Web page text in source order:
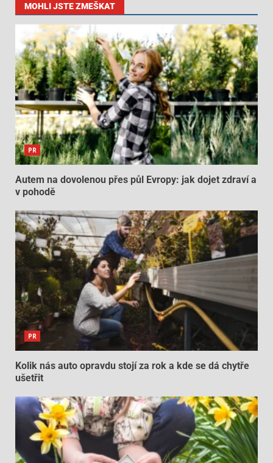
MOHLI JSTE ZMEŠKAT
PR
Autem na dovolenou přes půl Evropy: jak dojet zdraví a
v pohodě
PR
Kolik nás auto opravdu stojí za rok a kde se dá chytře
ušetřit